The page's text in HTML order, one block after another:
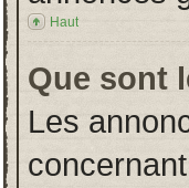
Haut
Que sont
Les